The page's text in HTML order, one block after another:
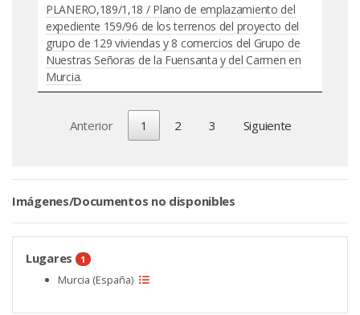
PLANERO,189/1,18 / Plano de emplazamiento del
expediente 159/96 de los terrenos del proyecto del
grupo de 129 viviendas y 8 comercios del Grupo de
Nuestras Señoras de la Fuensanta y del Carmen en
Murcia.
Anterior 1 2 3 Siguiente
Imágenes/Documentos no disponibles
Lugares 1
Murcia (España)